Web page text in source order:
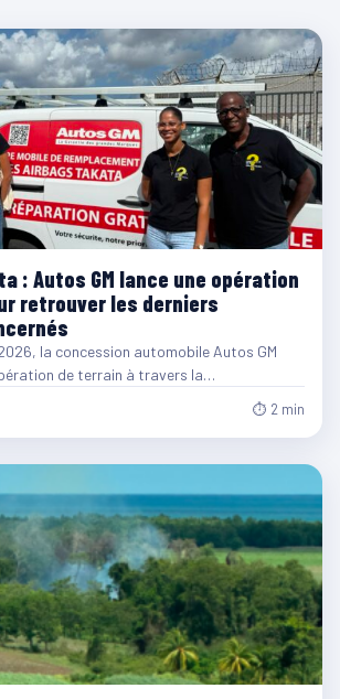
: Autos GM lance une opération
retrouver les derniers
la concession automobile Autos GM
de terrain à travers la…
⏱ 2 min